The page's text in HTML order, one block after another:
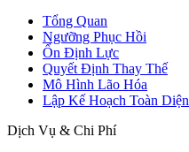
Tổng Quan
Ngưỡng Phục Hồi
Ổn Định Lực
Quyết Định Thay Thế
Mô Hình Lão Hóa
Lập Kế Hoạch Toàn Diện
Dịch Vụ & Chi Phí